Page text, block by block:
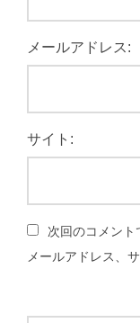
メールアドレス:
サイト:
次回のコメント
メールアドレス、